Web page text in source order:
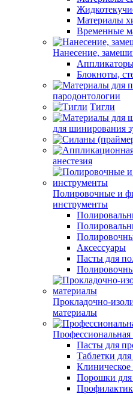
Материалы
Временные
Нанесение,
Блокноты,
пародонтологии
Тигли
для шинирования
анестезия
Полировочные и
инструменты
Аксессуары
Пасты для
Прокладочно-
материалы
Пасты для
Таблетки
Клиническое
Порошки для